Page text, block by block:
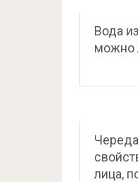
Вода
можно
лица,